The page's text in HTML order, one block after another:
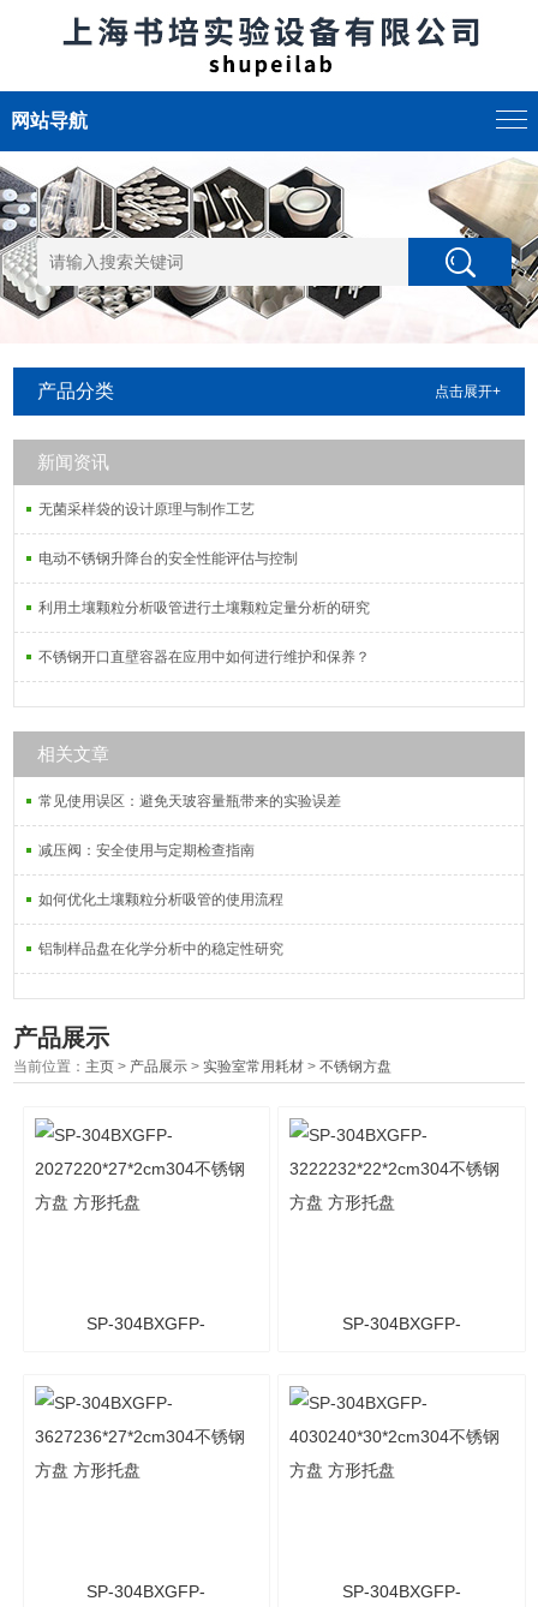
网站导航
产品分类 点击展开+
新闻资讯
无菌采样袋的设计原理与制作工艺
电动不锈钢升降台的安全性能评估与控制
利用土壤颗粒分析吸管进行土壤颗粒定量分析的研究
不锈钢开口直壁容器在应用中如何进行维护和保养？
相关文章
常见使用误区：避免天玻容量瓶带来的实验误差
减压阀：安全使用与定期检查指南
如何优化土壤颗粒分析吸管的使用流程
铝制样品盘在化学分析中的稳定性研究
产品展示
当前位置： 主页 > 产品展示 >实验室常用耗材 >不锈钢方盘
SP-304BXGFP-
钢方盘 方形托盘
SP-304BXGFP-
钢方盘 方形托盘
SP-304BXGFP- SP-304BXGFP-